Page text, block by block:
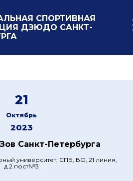
СПОРТИВНАЯ
ДЗЮДО САНКТ-
21
Октябрь
2023
Санкт-Петербурга
университет, СПБ, ВО, 21 линия,
д.2 пост№3